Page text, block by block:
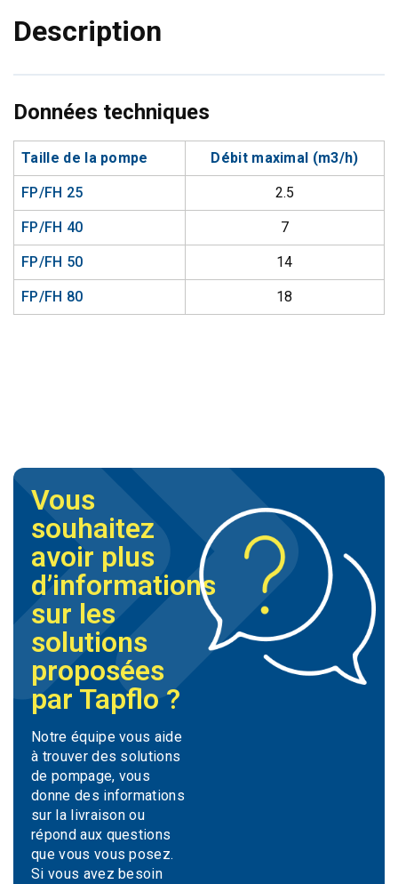
Description
Données techniques
Taille de la pompe Débit maximal (m3/h)
FP/FH 25 2.5
FP/FH 40 7
FP/FH 50 14
FP/FH 80 18
Vous
souhaitez
avoir plus
d’informations
sur les
solutions
proposées
par Tapflo ?
Notre équipe vous aide
à trouver des solutions
de pompage, vous
donne des informations
sur la livraison ou
répond aux questions
que vous vous posez.
Si vous avez besoin